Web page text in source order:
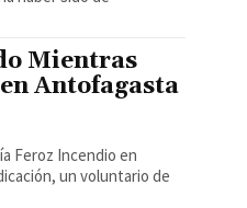
Mientras
Antofagasta
Feroz Incendio en
un voluntario de